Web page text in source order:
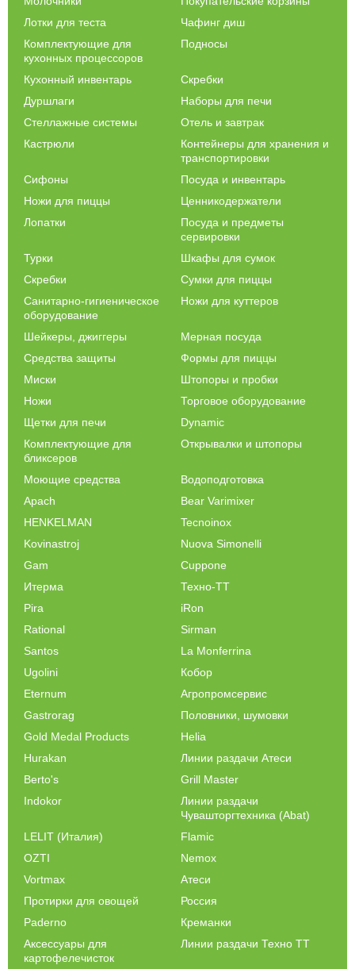
Лотки для теста
Чафинг диш
Комплектующие для
кухонных процессоров
Подносы
Кухонный инвентарь
Скребки
Дуршлаги
Наборы для печи
Стеллажные системы
Отель и завтрак
Кастрюли
Контейнеры для хранения и
транспортировки
Сифоны
Посуда и инвентарь
Ножи для пиццы
Ценникодержатели
Лопатки
Посуда и предметы
сервировки
Турки
Шкафы для сумок
Скребки
Сумки для пиццы
Санитарно-гигиеническое
оборудование
Ножи для куттеров
Шейкеры, джиггеры
Мерная посуда
Средства защиты
Формы для пиццы
Миски
Штопоры и пробки
Ножи
Торговое оборудование
Щетки для печи
Dynamic
Комплектующие для
бликсеров
Открывалки и штопоры
Моющие средства
Водоподготовка
Apach
Bear Varimixer
HENKELMAN
Tecnoinox
Kovinastroj
Nuova Simonelli
Gam
Cuppone
Итерма
Техно-ТТ
Pira
iRon
Rational
Sirman
Santos
La Monferrina
Ugolini
Кобор
Eternum
Агропромсервис
Gastrorag
Половники, шумовки
Gold Medal Products
Helia
Hurakan
Линии раздачи Атеси
Berto's
Grill Master
Indokor
Линии раздачи
Чувашторгтехника (Abat)
LELIT (Италия)
Flamic
OZTI
Nemox
Vortmax
Атеси
Протирки для овощей
Россия
Paderno
Креманки
Аксессуары для
картофелечисток
Линии раздачи Техно ТТ